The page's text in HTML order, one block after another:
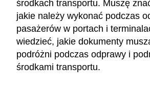
środkach transportu. Muszę
jakie należy wykonać podczas
pasażerów w portach i
wiedzieć, jakie dokumenty
podróżni podczas odprawy i
środkami transportu.